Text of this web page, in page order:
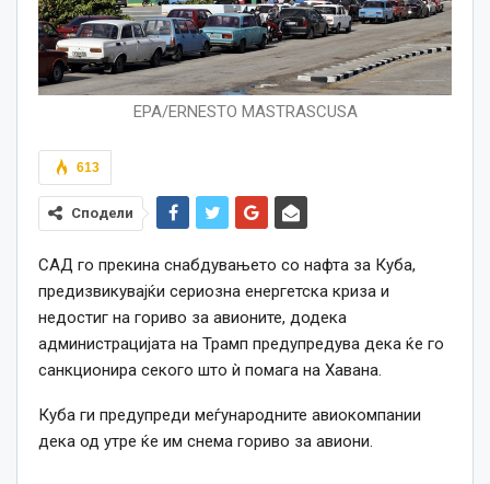
EPA/ERNESTO MASTRASCUSA
613
Сподели
САД го прекина снабдувањето со нафта за Куба,
предизвикувајќи сериозна енергетска криза и
недостиг на гориво за авионите, додека
администрацијата на Трамп предупредува дека ќе го
санкционира секого што ѝ помага на Хавана.
Куба ги предупреди меѓународните авиокомпании
дека од утре ќе им снема гориво за авиони.